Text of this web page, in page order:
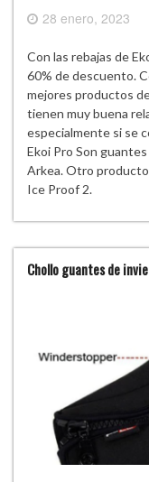
28 enero, 2023
Con las rebajas de
60% de descuento.
mejores productos
tienen muy buena
especialmente si se
Ekoi Pro Son
Arkea. Otro
Ice Proof 2.
Chollo guantes de